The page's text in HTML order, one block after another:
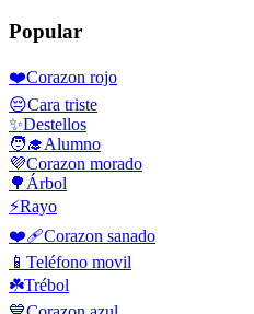
Popular
❤️Corazon rojo
😔Cara triste
✨Destellos
🧑‍🎓Alumno
💜Corazon morado
🌳 Árbol
⚡Rayo
❤️‍🩹Corazon sanado
📱 Teléfono movil
☘️Trébol